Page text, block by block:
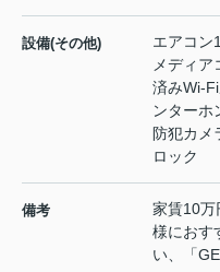
設備(その他)
エアコン
メディ
済みWi-
ンターホ
防犯カメ
ロック
備考
家賃10万
様におす
い、「